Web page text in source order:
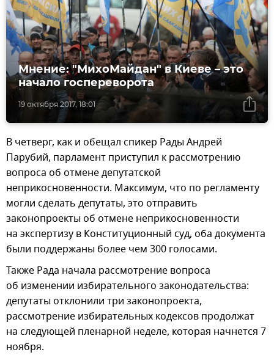
19 октября 2017, 18:01
Мнение: "МихоМайдан" в Киеве – это
начало госпереворота
В четверг, как и обещал спикер Рады Андрей
Парубий, парламент приступил к рассмотрению
вопроса об отмене депутатской
неприкосновенности. Максимум, что по регламенту
могли сделать депутаты, это отправить
законопроекты об отмене неприкосновенности
на экспертизу в Конституционный суд, оба документа
были поддержаны более чем 300 голосами.
Также Рада начала рассмотрение вопроса
об изменении избирательного законодательства:
депутаты отклонили три законопроекта,
рассмотрение избирательных кодексов продолжат
на следующей пленарной неделе, которая начнется 7
ноября.